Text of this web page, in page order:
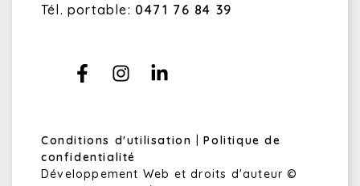
Tél. portable: 0471 76 84 39
Conditions d'utilisation |Politique de
confidentialité
Développement Web et droits d'auteur ©